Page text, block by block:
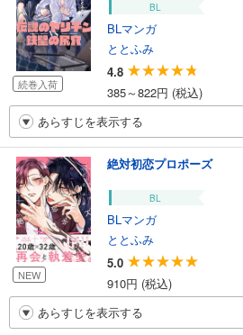
続巻入荷
BL
BLマンガ
ととふみ
4.8
385～822円 (税込)
あらすじを表示する
NEW
絶対初恋プロポーズ
BL
BLマンガ
ととふみ
5.0
910円 (税込)
あらすじを表示する